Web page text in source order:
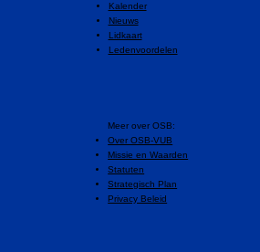
Kalender
Nieuws
Lidkaart
Ledenvoordelen
​Meer over OSB:
Over OSB-VUB
Missie en Waarden
Statuten
Strategisch Plan
Privacy Beleid